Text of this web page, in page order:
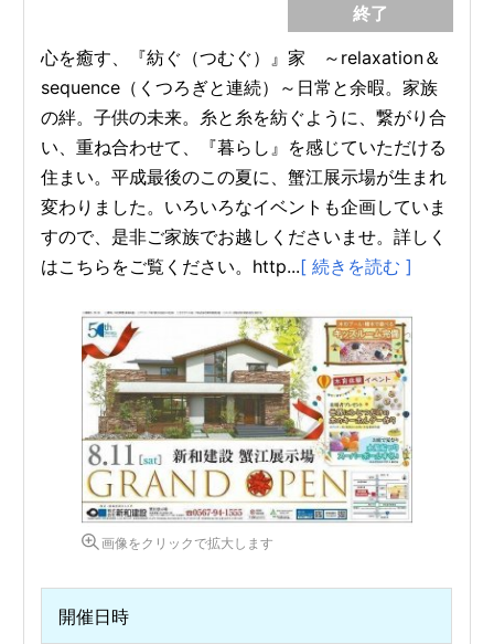
終了
心を癒す、『紡ぐ（つむぐ）』家 ～relaxation＆
sequence（くつろぎと連続）～日常と余暇。家族
の絆。子供の未来。糸と糸を紡ぐように、繋がり合
い、重ね合わせて、『暮らし』を感じていただける
住まい。平成最後のこの夏に、蟹江展示場が生まれ
変わりました。いろいろなイベントも企画していま
すので、是非ご家族でお越しくださいませ。詳しく
はこちらをご覧ください。http...[ 続きを読む ]
画像をクリックで拡大します
開催日時